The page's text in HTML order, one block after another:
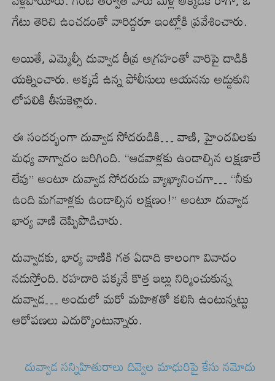
గేటు తెరిచి ఉంచడంతో వారిద్దరూ ఇంట్లోకి ప్రవేశించారు.
అయితే, ఎమ్మెల్సీ దువ్వాడ తీవ్ర ఆగ్రహంతో వారిపై దాడికి
యత్నించారు. అక్కడే ఉన్న పోలీసులు ఆయనను అడ్డుకుని
లోపలికి తీసుకెళ్లారు.
ఈ సందర్భంగా దువ్వాడ సోదరుడికి… వాణి, హైందవిలకు
మధ్య వాగ్వాదం జరిగింది. “ఆడవాళ్లకు ఉండాల్సిన లక్షణాలే
లేవు” అంటూ దువ్వాడ సోదరుడు వ్యాఖ్యానించగా… “నీకు
ఉంది మగవాళ్లకు ఉండాల్సిన లక్షణం!” అంటూ దువ్వాడ
భార్య వాణి దెప్పిపొడిచారు.
దువ్వాడకు, భార్య వాణికి గత ఏడాది కాలంగా వివాదం
నడుస్తోంది. రహదారి పక్కనే కొత్త ఇల్లు నిర్మించుకున్న
దువ్వాడ… అందులో మరో మహిళతో కలిసి ఉంటున్నట్టు
ఆరోపణలు ఎదుర్కొంటున్నారు.
దువ్వాడ సన్నిహితురాలు దివ్వెల మాధురిపై కేసు నమోదు